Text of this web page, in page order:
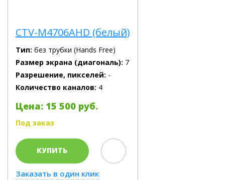
CTV-M4706AHD (белый)
Тип: без трубки (Hands Free)
Размер экрана (диагональ): 7
Разрешение, пикселей: -
Количество каналов: 4
Цена: 15 500 руб.
Под заказ
КУПИТЬ
Заказать в один клик